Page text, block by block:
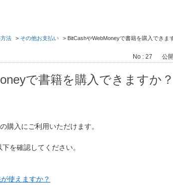
法 > その他お支払い > BitCashやWebMoneyで書籍を購入できま
No : 27 公
で書籍を購入できますか？
購入にご利用いただけます。
を確認してください。
使えますか？